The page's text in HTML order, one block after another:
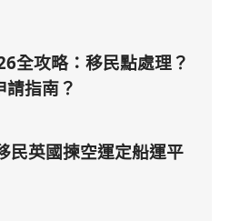
全攻略：移民點處理？
請指南？
民英國揀空運定船運平